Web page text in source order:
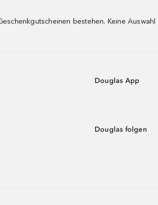
bestehen. Keine
Douglas App
Douglas folgen